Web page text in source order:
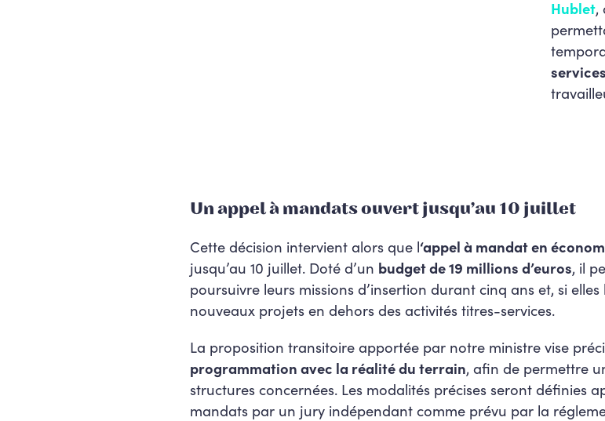
Hublet,
Un appel à mandats ouvert jusqu’au 10 juillet
Cette décision intervient alors que l‘appel à mandat en
jusqu’au 10 juillet. Doté d’un budget de 19 millions d’euros, il
poursuivre leurs missions d’insertion durant cinq ans et, si
nouveaux projets en dehors des activités titres-services.
La proposition transitoire apportée par notre ministre vise
programmation avec la réalité du terrain, afin de permettre
structures concernées. Les modalités précises seront définies
mandats par un jury indépendant comme prévu par la